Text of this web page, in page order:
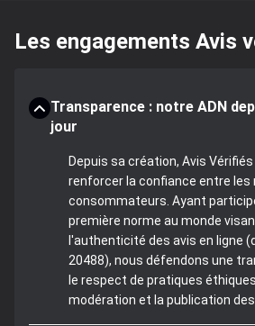
Les engagements Avis
Transparence : notre ADN
jour
Depuis sa création, Avis
renforcer la confiance entre les
consommateurs. Ayant
première norme au monde
l'authenticité des avis en ligne
20488), nous défendons une
le respect de pratiques
modération et la publication